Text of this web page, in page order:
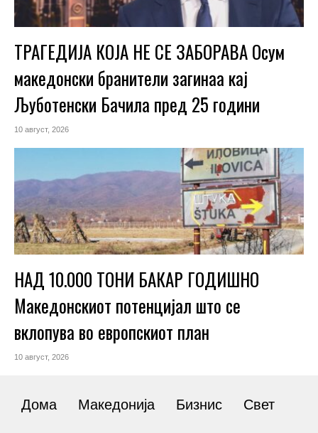
ТРАГЕДИЈА КОЈА НЕ СЕ ЗАБОРАВА Осум
македонски бранители загинаа кај
Љуботенски Бачила пред 25 години
10 август, 2026
НАД 10.000 ТОНИ БАКАР ГОДИШНО
Македонскиот потенцијал што се
вклопува во европскиот план
10 август, 2026
Дома Македонија Бизнис Свет